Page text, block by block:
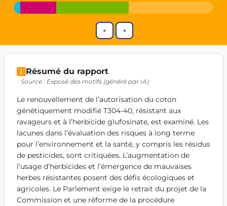
Get Involved
Join us to advance digital
Contribute your skills in technology, design,
Support democracy:Help us strengthen accountability
← →
Résumé du rapport
Source : Exposé des motifs (généré par IA)
Le renouvellement de l’autorisation du coton
génétiquement modifié T304-40, résistant aux
ravageurs et à l’herbicide glufosinate, est examiné. Les
lacunes dans l’évaluation des risques à long terme
pour l’environnement et la santé, y compris les résidus
de pesticides, sont critiquées. L’augmentation de
l’usage d’herbicides et l’émergence de mauvaises
herbes résistantes posent des défis écologiques et
agricoles. Le Parlement exige le retrait du projet de la
Commission et une réforme de la procédure